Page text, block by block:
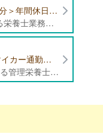
【大田区】＜「長原駅」より徒歩3分＞年間休日120日以上/最大10連休取得可能/日勤帯勤務のみ 認可保育園（定員73名）にて、栄養士の募集！
＜認可保育園（定員73名）における栄養士業務全般＞ ・調理（朝おやつ・給食・おやつ・補食） ・盛付け、片づけ ・食育、保育室への給食ラウンド、事務業務 ・調理室のお掃除、備蓄の確認、発注など ※定員:73名(0歳児6名、1歳歳児10名、2歳児12名、3歳-5歳児各15名)
【練馬区】氷川台駅より徒歩6分/マイカー通勤可能/年間休日120日/賞与高水準 認可保育園（定員101名）にて管理栄養士・栄養士・調理師募集！
＜認可保育園（定員101名）における管理栄養士・栄養士・調理師業務全般＞ ・調理業務全般 ・離乳食、アレルギー除去食対応 ・食育活動